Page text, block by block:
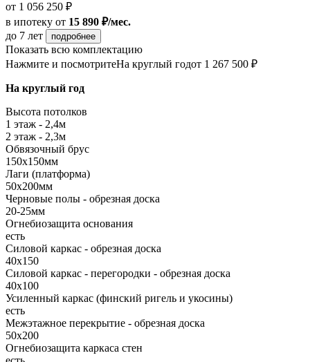
от 1 056 250 ₽
в ипотеку от 15 890 ₽/мес.
до 7 лет
подробнее
Показать всю комплектацию
Нажмите и посмотритеНа круглый годот 1 267 500 ₽
На круглый год
Высота потолков
1 этаж - 2,4м
2 этаж - 2,3м
Обвязочный брус
150х150мм
Лаги (платформа)
50х200мм
Черновые полы - обрезная доска
20-25мм
Огнебиозащита основания
есть
Силовой каркас - обрезная доска
40х150
Силовой каркас - перегородки - обрезная доска
40х100
Усиленный каркас (финский ригель и укосины)
есть
Межэтажное перекрытие - обрезная доска
50х200
Огнебиозащита каркаса стен